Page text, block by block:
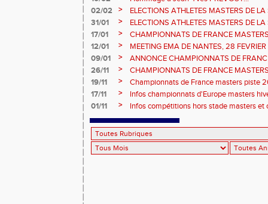
02/02
>
ELECTIONS ATHLETES MASTERS DE
vote : athlètes femmes.
31/01 >
ELECTIONS ATHLETES MASTERS DE
17/01
>
CHAMPIONNATS DE FRANCE
informations sur les inscriptions et report
12/01 >
MEETING EMA DE NANTES, 28
09/01
>
ANNONCE CHAMPIONNATS DE
ÉPREUVES COMBINÉES ET ÉPREUVES
26/11 >
CHAMPIONNATS DE FRANCE
2026, site de l'organisation.
19/11 >
Championnats de France masters piste
17/11
>
Infos championnats d'Europe masters
01/11
> Infos compétitions hors stade masters et